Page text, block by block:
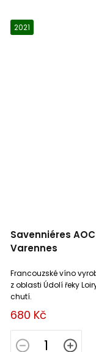
2021
Savenniéres
Varennes
680 Kč
Francouzské víno
z oblasti Údolí řeky
chutí.